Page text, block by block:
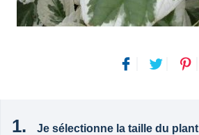
Je sélectionne la taille du plant